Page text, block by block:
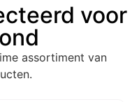
voor
assortiment van